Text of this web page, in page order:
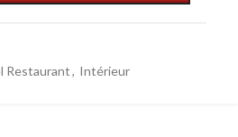
Restaurant, Intérieur